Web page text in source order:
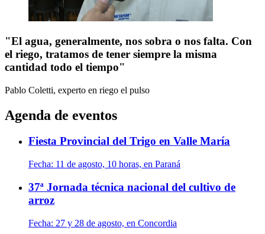
"El agua, generalmente, nos sobra o nos falta. Con
el riego, tratamos de tener siempre la misma
cantidad todo el tiempo"
Pablo Coletti, experto en riego el pulso
Agenda de eventos
Fiesta Provincial del Trigo en Valle María
Fecha: 11 de agosto, 10 horas, en Paraná
37ª Jornada técnica nacional del cultivo de
arroz
Fecha: 27 y 28 de agosto, en Concordia